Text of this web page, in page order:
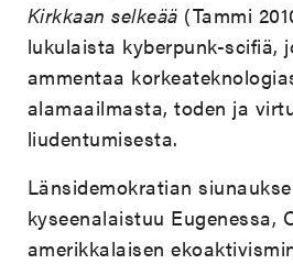
Kirkkaan selkeää (Tammi
lukulaista kyberpunk-scifiä,
ammentaa
alamaailmasta, toden ja
liudentumisesta.
Länsidemokratian
kyseenalaistuu Eugenessa,
amerikkalaisen